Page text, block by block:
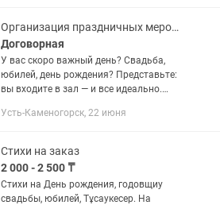
Организация праздничных мероприятий
Договорная
У вас скоро важный день? Свадьба,
юбилей, день рождения? Представьте:
вы входите в зал — и все идеально.
Организую все от А до Я. Идеи под вас
Усть-Каменогорск, 22 июня
Стихи на заказ
2 000 - 2 500 ₸
Стихи на День рождения, годовщиу
свадьбы, юбилей, Тұсаукесер. На